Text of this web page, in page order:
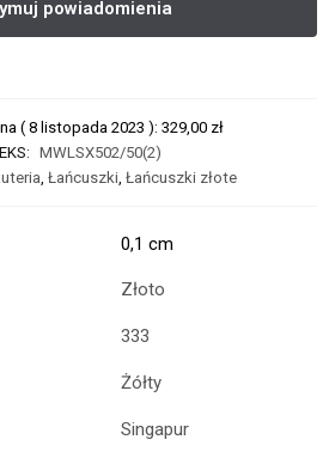
(8 listopada 2023 ): 329,00 zł
MWLSX502/50(2)
, Łańcuszki, Łańcuszki złote
0,1 cm
Złoto
333
Żółty
Singapur